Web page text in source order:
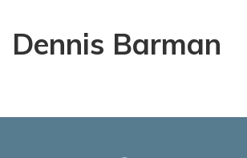
Dennis Barman